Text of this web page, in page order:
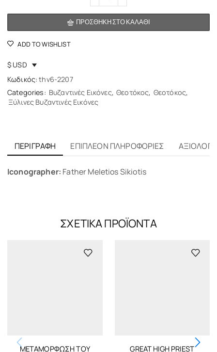
ΠΡΟΣΘΉΚΗ ΣΤΟ ΚΑΛΆΘΙ
ADD TO WISHLIST
$ USD
Κωδικός: thv6-2207
Categories: Βυζαντινές Εικόνες, Θεοτόκος, Θεοτόκος,
Ξύλινες Βυζαντινές Εικόνες
ΠΕΡΙΓΡΑΦΉ ΕΠΙΠΛΈΟΝ ΠΛΗΡΟΦΟΡΊΕΣ
Iconographer: Father Meletios Sikiotis
ΣΧΕΤΙΚΆ ΠΡΟΪΌΝΤΑ
ΜΕΤΑΜΌΡΦΩΣΗ ΤΟΥ GREAT HIGH PRIEST